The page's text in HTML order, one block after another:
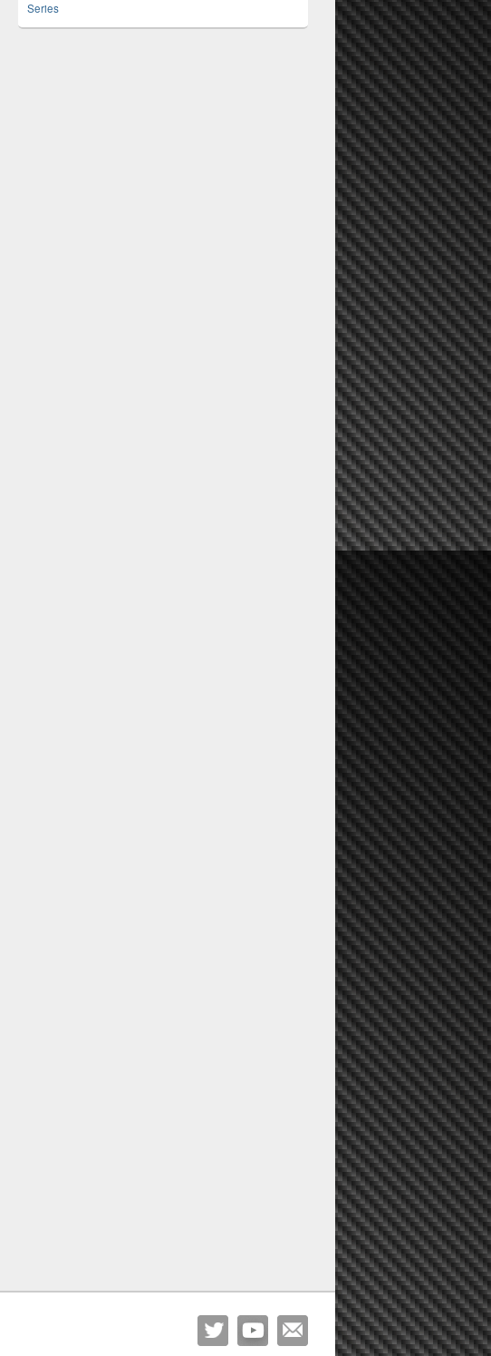
Series